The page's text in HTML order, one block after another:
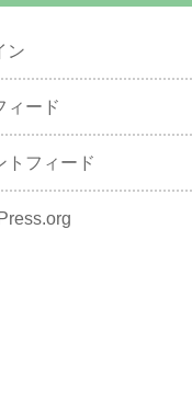
ン
ィード
トフィード